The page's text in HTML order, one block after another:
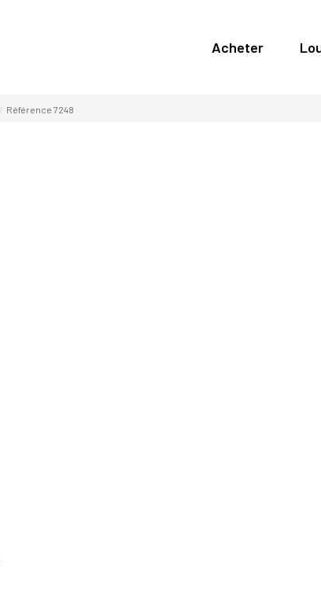
Acheter
Référence 7248